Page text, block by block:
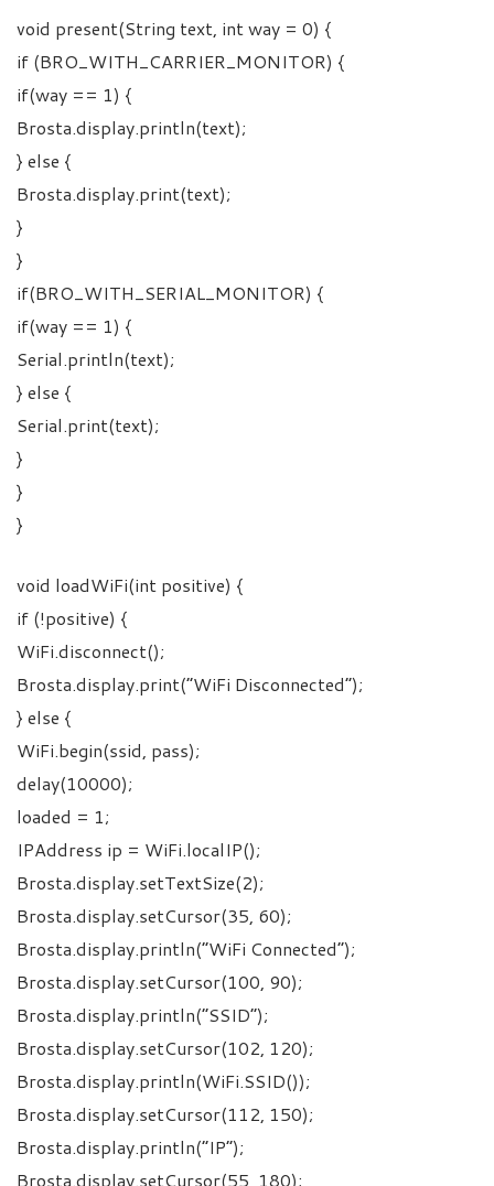
void present(String text, int way = 0) {
if (BRO_WITH_CARRIER_MONITOR) {
if(way == 1) {
Brosta.display.println(text);
} else {
Brosta.display.print(text);
}
}
if(BRO_WITH_SERIAL_MONITOR) {
if(way == 1) {
Serial.println(text);
} else {
Serial.print(text);
}
}
}
void loadWiFi(int positive) {
if (!positive) {
WiFi.disconnect();
Brosta.display.print(“WiFi Disconnected”);
} else {
WiFi.begin(ssid, pass);
delay(10000);
loaded = 1;
IPAddress ip = WiFi.localIP();
Brosta.display.setTextSize(2);
Brosta.display.setCursor(35, 60);
Brosta.display.println(“WiFi Connected”);
Brosta.display.setCursor(100, 90);
Brosta.display.println(“SSID”);
Brosta.display.setCursor(102, 120);
Brosta.display.println(WiFi.SSID());
Brosta.display.setCursor(112, 150);
Brosta.display.println(“IP”);
Brosta.display.setCursor(55, 180);